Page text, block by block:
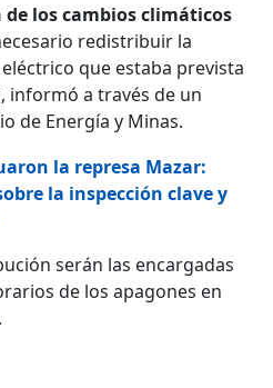
los cambios climáticos
redistribuir la
que estaba prevista
informó a través de un
de Energía y Minas.
la represa Mazar:
la inspección clave y
serán las encargadas
de los apagones en